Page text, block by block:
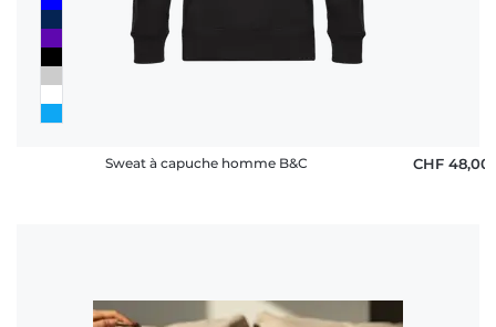
Sweat à capuche homme B&C CHF 48,00